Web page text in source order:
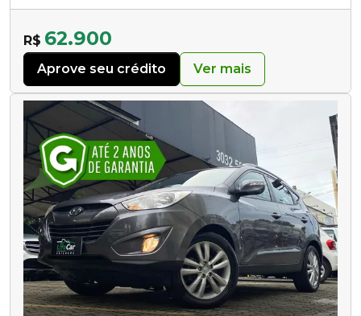
R$ 62.900
Aprove seu crédito Ver mais